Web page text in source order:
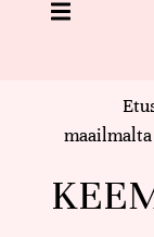
maailmalta